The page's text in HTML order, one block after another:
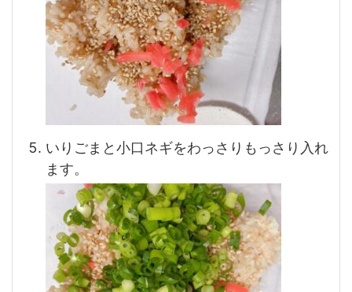
いりごまと小口ネギをわっさりもっさり入れ
ます。